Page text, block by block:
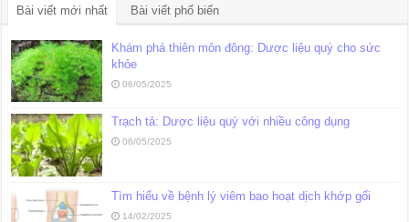
Bài viết mới nhất Bài viết phổ biến
Khám phá thiên môn đông: Dược liệu quý cho sức
khỏe
06/05/2025
Trạch tả: Dược liệu quý với nhiều công dụng
06/05/2025
Tìm hiểu về bệnh lý viêm bao hoạt dịch khớp gối
14/02/2025